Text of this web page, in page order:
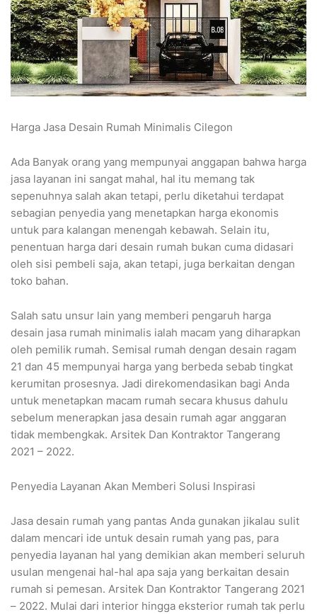
Harga Jasa Desain Rumah Minimalis Cilegon
Ada Banyak orang yang mempunyai anggapan bahwa harga
jasa layanan ini sangat mahal, hal itu memang tak
sepenuhnya salah akan tetapi, perlu diketahui terdapat
sebagian penyedia yang menetapkan harga ekonomis
untuk para kalangan menengah kebawah. Selain itu,
penentuan harga dari desain rumah bukan cuma didasari
oleh sisi pembeli saja, akan tetapi, juga berkaitan dengan
toko bahan.
Salah satu unsur lain yang memberi pengaruh harga
desain jasa rumah minimalis ialah macam yang diharapkan
oleh pemilik rumah. Semisal rumah dengan desain ragam
21 dan 45 mempunyai harga yang berbeda sebab tingkat
kerumitan prosesnya. Jadi direkomendasikan bagi Anda
untuk menetapkan macam rumah secara khusus dahulu
sebelum menerapkan jasa desain rumah agar anggaran
tidak membengkak. Arsitek Dan Kontraktor Tangerang
2021 – 2022.
Penyedia Layanan Akan Memberi Solusi Inspirasi
Jasa desain rumah yang pantas Anda gunakan jikalau sulit
dalam mencari ide untuk desain rumah yang pas, para
penyedia layanan hal yang demikian akan memberi seluruh
usulan mengenai hal-hal apa saja yang berkaitan desain
rumah si pemesan. Arsitek Dan Kontraktor Tangerang 2021
– 2022. Mulai dari interior hingga eksterior rumah tak perlu